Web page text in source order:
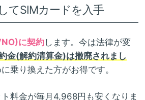
てSIMカードを入手
に契約します。今は法律が変
金(解約清算金)は撤廃されまし
乗り換えた方がお得です。
料金が毎月4,968円も安くなりま